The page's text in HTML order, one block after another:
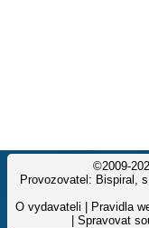
©2009-
Provozovatel: Bispiral,
O vydavateli
Pravidla
Spravovat